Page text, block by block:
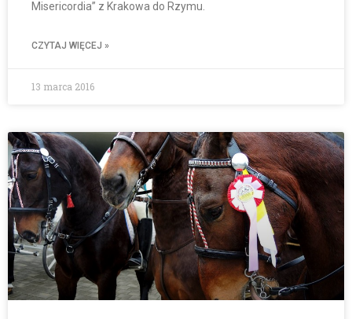
Misericordia” z Krakowa do Rzymu.
CZYTAJ WIĘCEJ »
13 marca 2016